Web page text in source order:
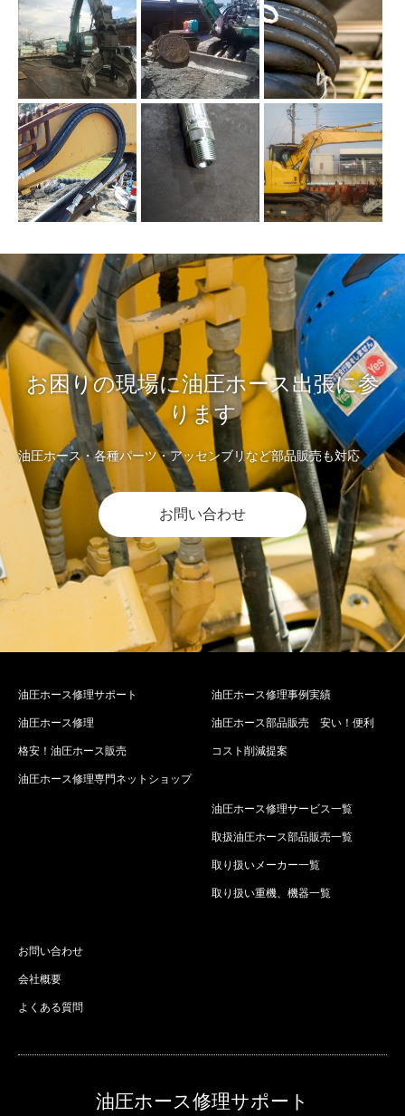
お困りの現場に油圧ホース出張に参
ります
油圧ホース・各種パーツ・アッセンブリなど部品販売も対応
お問い合わせ
油圧ホース修理サポート
油圧ホース修理
格安！油圧ホース販売
油圧ホース修理専門ネットショップ
油圧ホース修理事例実績
油圧ホース部品販売 安い！便利
コスト削減提案
油圧ホース修理サービス一覧
取扱油圧ホース部品販売一覧
取り扱いメーカー一覧
取り扱い重機、機器一覧
お問い合わせ
会社概要
よくある質問
油圧ホース修理サポート